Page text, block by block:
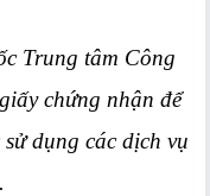
Trung tâm Công
chứng nhận để
dụng các dịch vụ